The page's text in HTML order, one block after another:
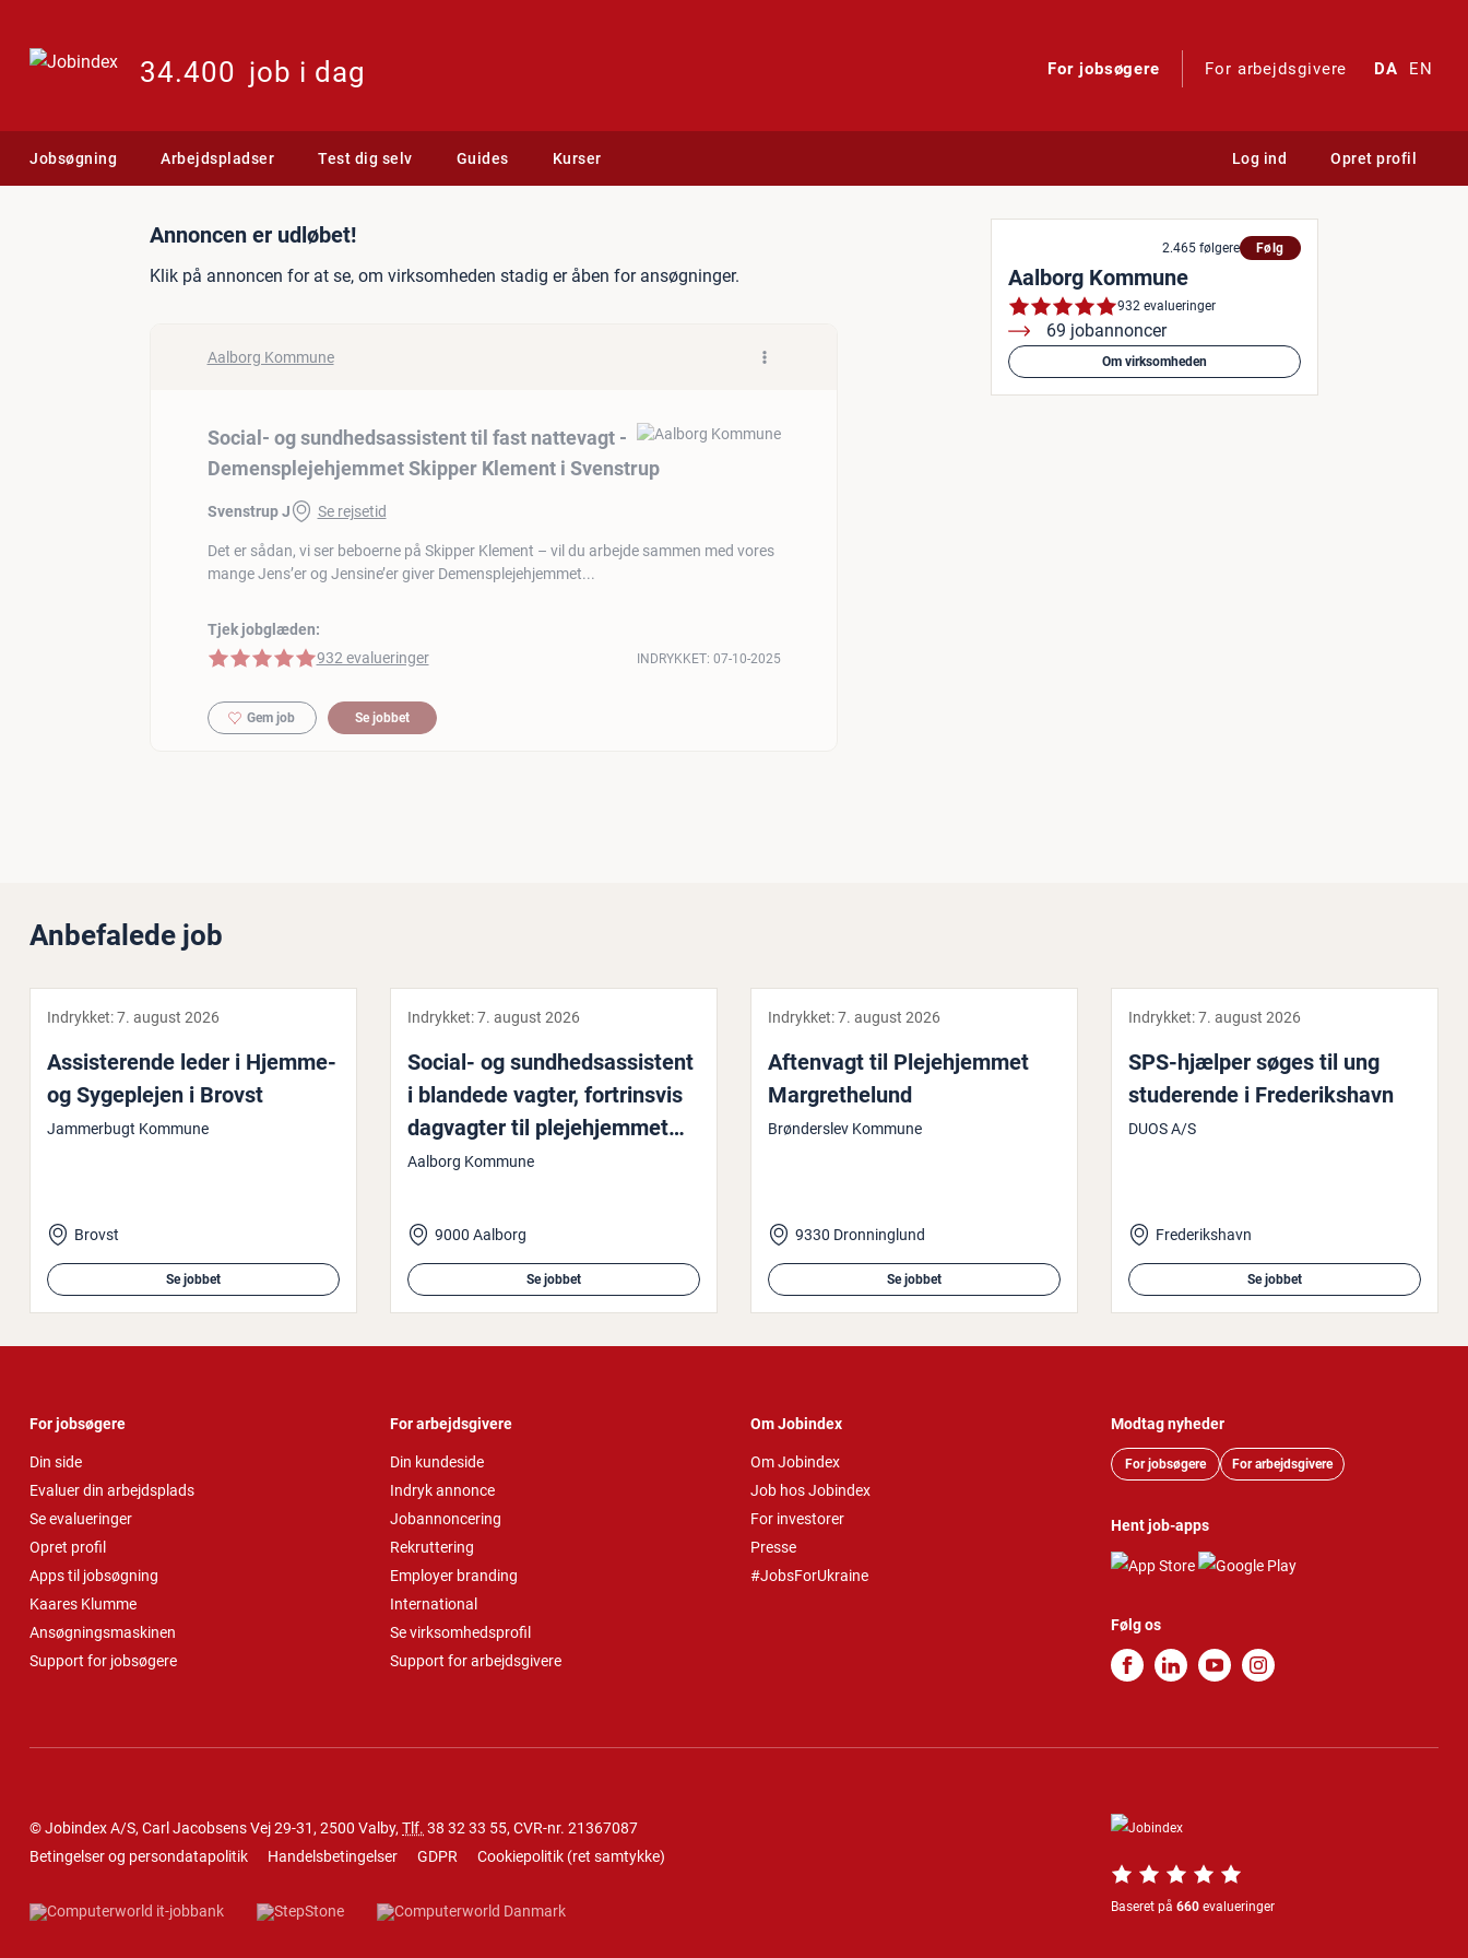
34.400 job i dag For jobsøgere For arbejdsgivere DA EN
Jobsøgning Arbejdspladser Test dig selv Guides Kurser Log ind Opret profil
Jobannonce: Social- og sundhedsassistent til fast nattevagt -
Annoncen er udløbet!
Klik på annoncen for at se, om virksomheden stadig er åben for ansøgninger.
Aalborg Kommune
Social- og sundhedsassistent til fast nattevagt -
Demensplejehjemmet Skipper Klement i Svenstrup
Svenstrup J Se rejsetid
Det er sådan, vi ser beboerne på Skipper Klement – vil du arbejde sammen med vores
mange Jens’er og Jensine’er giver Demensplejehjemmet...
Tjek jobglæden:
5 af 5 stjerner
932 evalueringer INDRYKKET: 07-10-2025
Gem job Se jobbet
2.465 følgere Følg
Aalborg Kommune
932 evalueringer
69 jobannoncer
Om virksomheden
Anbefalede job
Indrykket:7. august 2026
As­si­ste­ren­de leder i Hjemme-
og Sy­geplej­en i Brovst
Jammerbugt Kommune
Brovst
Se jobbet
Indrykket:7. august 2026
Social- og sund­heds­as­si­stent
i blandede vagter, for­trins­vis
dagvagter til ple­je­hjem­met
So­fie­går­den
Aalborg Kommune
9000 Aalborg
Se jobbet
Indrykket:7. august 2026
Aftenvagt til Ple­je­hjem­met
Mar­gret­he­lund
Brønderslev Kommune
9330 Dronninglund
Se jobbet
Indrykket:7. august 2026
SPS-hjælper søges til ung
stu­de­ren­de i Fre­de­riks­havn
DUOS A/S
Frederikshavn
Se jobbet
For jobsøgere
Din side
Evaluer din arbejdsplads
Se evalueringer
Opret profil
Apps til jobsøgning
Kaares Klumme
Ansøgningsmaskinen
Support for jobsøgere
For arbejdsgivere
Din kundeside
Indryk annonce
Jobannoncering
Rekruttering
Employer branding
International
Se virksomhedsprofil
Support for arbejdsgivere
Om Jobindex
Om Jobindex
Job hos Jobindex
For investorer
Presse
#JobsForUkraine
Modtag nyheder
For jobsøgere For arbejdsgivere
Hent job-apps
Følg os
© Jobindex A/S, Carl Jacobsens Vej 29-31, 2500 Valby, Tlf. 38 32 33 55, CVR-nr. 21367087
Betingelser og persondatapolitik
Handelsbetingelser GDPR Cookiepolitik (ret samtykke)
Baseret på 660 evalueringer